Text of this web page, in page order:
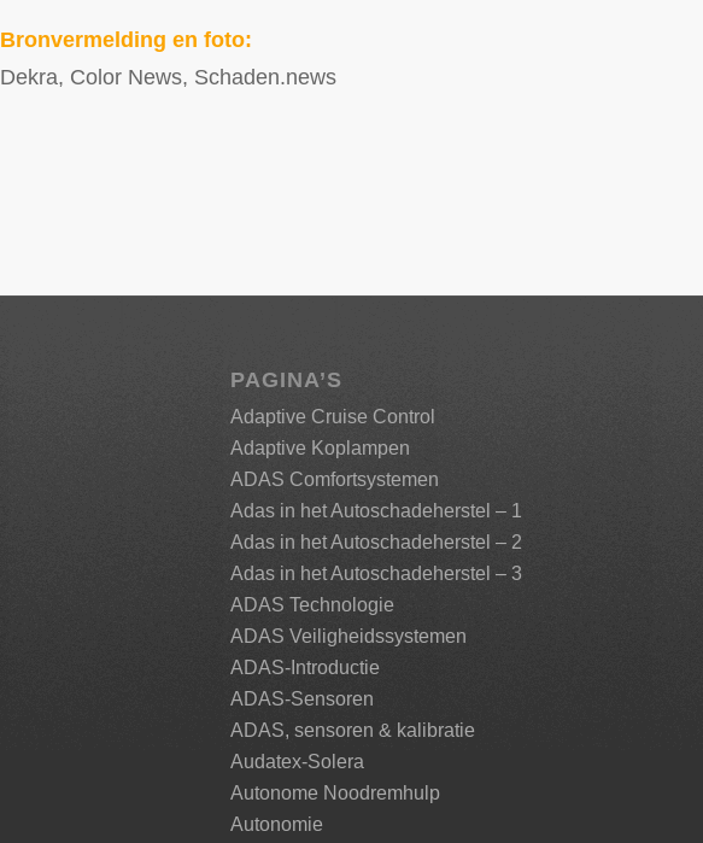
Bronvermelding en foto:
Dekra, Color News, Schaden.news
PAGINA’S
Adaptive Cruise Control
Adaptive Koplampen
ADAS Comfortsystemen
Adas in het Autoschadeherstel – 1
Adas in het Autoschadeherstel – 2
Adas in het Autoschadeherstel – 3
ADAS Technologie
ADAS Veiligheidssystemen
ADAS-Introductie
ADAS-Sensoren
ADAS, sensoren & kalibratie
Audatex-Solera
Autonome Noodremhulp
Autonomie